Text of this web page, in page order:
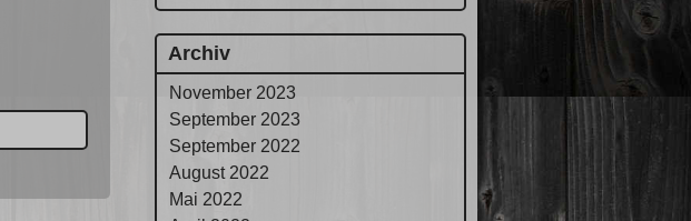
Archiv
November 2023
September 2023
September 2022
August 2022
Mai 2022